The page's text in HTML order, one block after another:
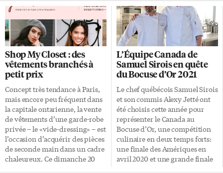
Shop My Closet : des
vêtements branchés à
petit prix
Concept très tendance à Paris,
mais encore peu fréquent dans
la capitale ontarienne, la vente
de vêtements d’une garde-robe
privée – le «vide-dressing» – est
l’occasion d’acquérir des pièces
de seconde main dans un cadre
chaleureux. Ce dimanche 20
L’Équipe Canada de
Samuel Sirois en quête
du Bocuse d’Or 2021
Le chef québécois Samuel Sirois
et son commis Alexy Jetté ont
été choisis cette année pour
représenter le Canada au
Bocuse d’Or, une compétition
culinaire en deux temps forts:
une finale des Amériques en
avril 2020 et une grande finale